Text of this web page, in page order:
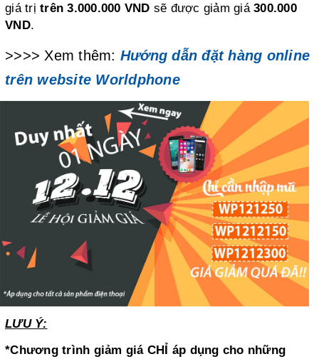
giá trị trên 3.000.000 VND sẽ được giảm giá 300.000
VND.
>>>> Xem thêm: Hướng dẫn đặt hàng online
trên website Worldphone
LƯU Ý:
*Chương trình giảm giá CHỈ áp dụng cho những